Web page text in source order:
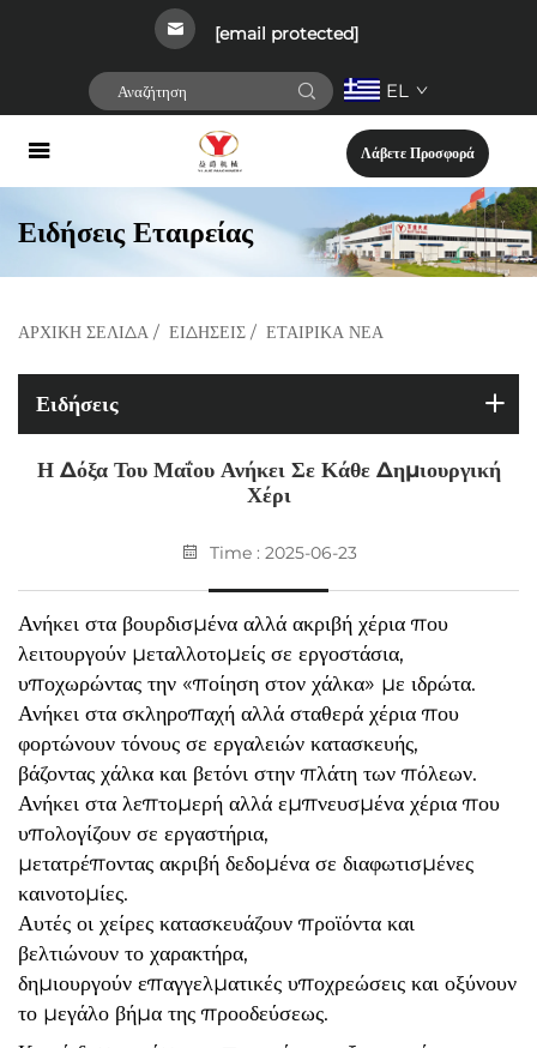
[email protected]
EL
Λάβετε Προσφορά
Ειδήσεις Εταιρείας
ΑΡΧΙΚΉ ΣΕΛΊΔΑ / ΕΙΔΉΣΕΙΣ / ΕΤΑΙΡΙΚΆ ΝΈΑ
Ειδήσεις
Η Δόξα Του Μαΐου Ανήκει Σε Κάθε Δημιουργική
Χέρι
Time : 2025-06-23
Ανήκει στα βουρδισμένα αλλά ακριβή χέρια που
λειτουργούν μεταλλοτομείς σε εργοστάσια,
υποχωρώντας την «ποίηση στον χάλκα» με ιδρώτα.
Ανήκει στα σκληροπαχή αλλά σταθερά χέρια που
φορτώνουν τόνους σε εργαλειών κατασκευής,
βάζοντας χάλκα και βετόνι στην πλάτη των πόλεων.
Ανήκει στα λεπτομερή αλλά εμπνευσμένα χέρια που
υπολογίζουν σε εργαστήρια,
μετατρέποντας ακριβή δεδομένα σε διαφωτισμένες
καινοτομίες.
Αυτές οι χείρες κατασκευάζουν προϊόντα και
βελτιώνουν το χαρακτήρα,
δημιουργούν επαγγελματικές υποχρεώσεις και οξύνουν
το μεγάλο βήμα της προοδεύσεως.